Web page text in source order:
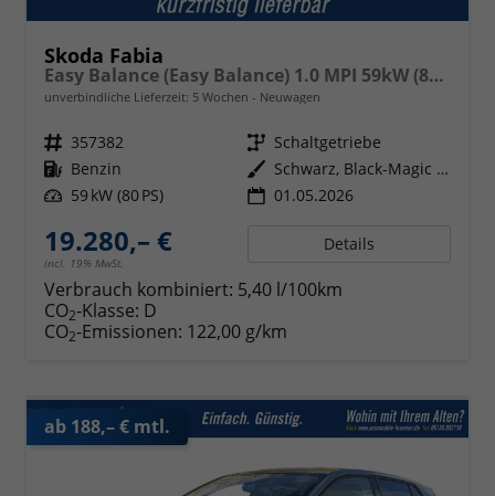
Skoda Fabia
Easy Balance (Easy Balance) 1.0 MPI 59kW (80 PS) 5-Gang-Schaltgetriebe
unverbindliche Lieferzeit: 5 Wochen Neuwagen
Fahrzeugnr. 357382 Getriebe Schaltgetriebe
Kraftstoff Benzin Außenfarbe
Schwarz, Black-Magic (1Z1Z)
Leistung 59 kW (80 PS) 01.05.2026
19.280,– €
incl. 19% MwSt.
Details
Verbrauch kombiniert: 5,40 l/100km
CO2-Klasse: D
CO2-Emissionen: 122,00 g/km
ab 188,– € mtl.